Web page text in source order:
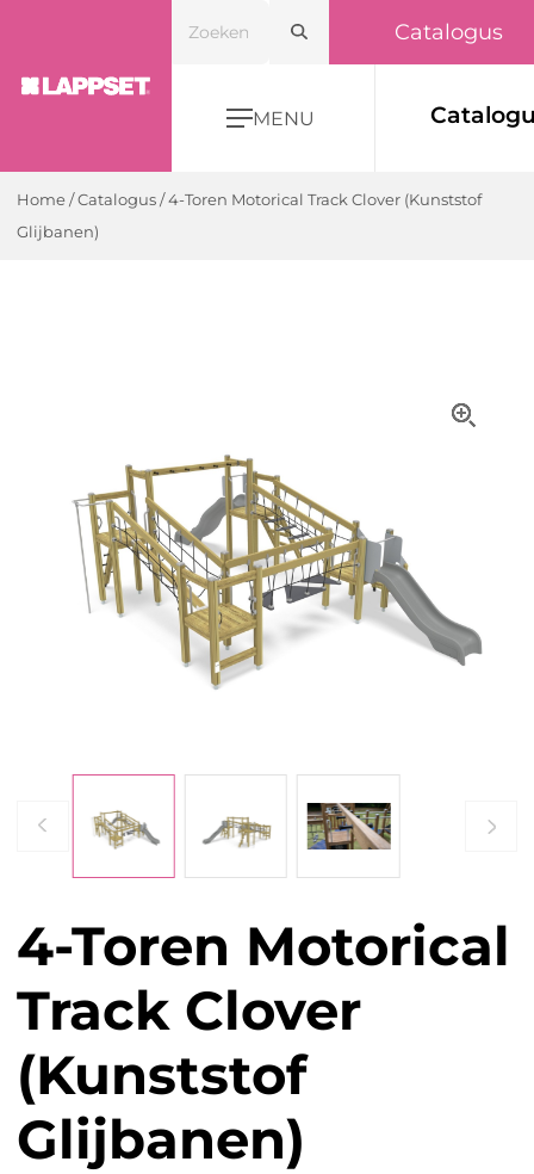
Catalogus
MENU
Home /Catalogus /4-Toren Motorical Track Clover (Kunststof
Glijbanen)
4-Toren Motorical
Track Clover
(Kunststof
Glijbanen)